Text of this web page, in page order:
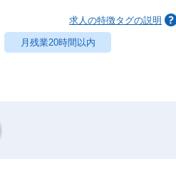
求人の特徴タグの説明
月残業20時間以内